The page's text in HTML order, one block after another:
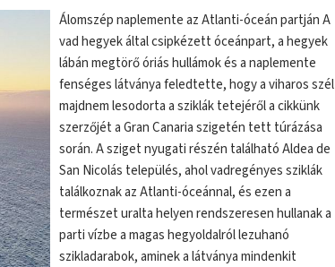
Álomszép naplemente az Atlanti-óceán partján A
vad hegyek által csipkézett óceánpart, a hegyek
lábán megtörő óriás hullámok és a naplemente
fenséges látványa feledtette, hogy a viharos szél
majdnem lesodorta a sziklák tetejéről a cikkünk
szerzőjét a Gran Canaria szigetén tett túrázása
során. A sziget nyugati részén található Aldea de
San Nicolás település, ahol vadregényes sziklák
találkoznak az Atlanti-óceánnal, és ezen a
természet uralta helyen rendszeresen hullanak a
parti vízbe a magas hegyoldalról lezuhanó
szikladarabok, aminek a látványa mindenkit